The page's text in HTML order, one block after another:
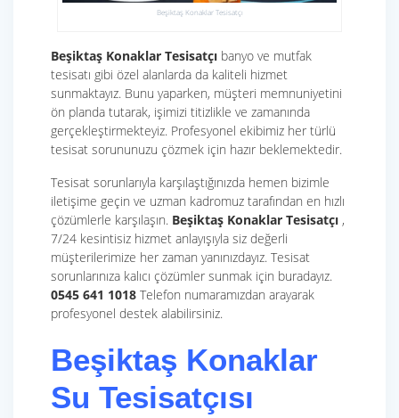
Beşiktaş Konaklar Tesisatçı
Beşiktaş Konaklar Tesisatçı banyo ve mutfak
tesisatı gibi özel alanlarda da kaliteli hizmet
sunmaktayız. Bunu yaparken, müşteri memnuniyetini
ön planda tutarak, işimizi titizlikle ve zamanında
gerçekleştirmekteyiz. Profesyonel ekibimiz her türlü
tesisat sorununuzu çözmek için hazır beklemektedir.
Tesisat sorunlarıyla karşılaştığınızda hemen bizimle
iletişime geçin ve uzman kadromuz tarafından en hızlı
çözümlerle karşılaşın. Beşiktaş Konaklar Tesisatçı ,
7/24 kesintisiz hizmet anlayışıyla siz değerli
müşterilerimize her zaman yanınızdayız. Tesisat
sorunlarınıza kalıcı çözümler sunmak için buradayız.
0545 641 1018 Telefon numaramızdan arayarak
profesyonel destek alabilirsiniz.
Beşiktaş Konaklar
Su Tesisatçısı